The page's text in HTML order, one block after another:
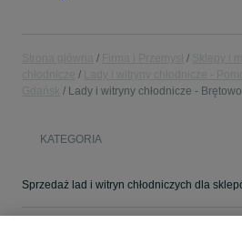
Lady i witryny chłodnicze - Brętowo
KATEGORIA